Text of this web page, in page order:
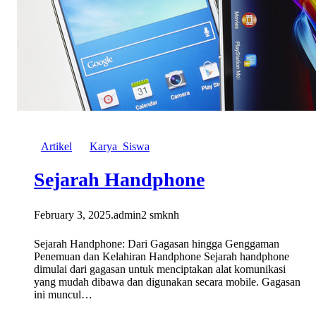
Artikel Karya_Siswa
Sejarah Handphone
February 3, 2025.admin2 smknh
Sejarah Handphone: Dari Gagasan hingga Genggaman
Penemuan dan Kelahiran Handphone Sejarah handphone
dimulai dari gagasan untuk menciptakan alat komunikasi
yang mudah dibawa dan digunakan secara mobile. Gagasan
ini muncul…